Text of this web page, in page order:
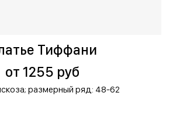
Тиффани
от 1255 руб
размерный ряд: 48-62